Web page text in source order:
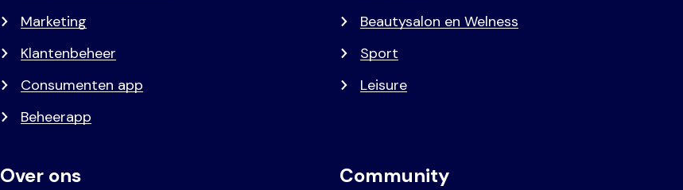
Marketing
Klantenbeheer
Consumenten app
Beheerapp
Beautysalon en Welness
Sport
Leisure
Over ons Community